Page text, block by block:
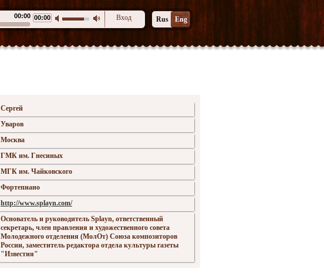
00:00 00:00 Вход Rus Eng
Сергей
Уваров
Москва
ГМК им. Гнесиных
МГК им. Чайковского
Фортепиано
http://www.splayn.com/
Основатель и руководитель Splayn, ответственный
секретарь, член правления и художественного совета
Молодежного отделения (МолОт) Союза композиторов
России, заместитель редактора отдела культуры газеты
"Известия"